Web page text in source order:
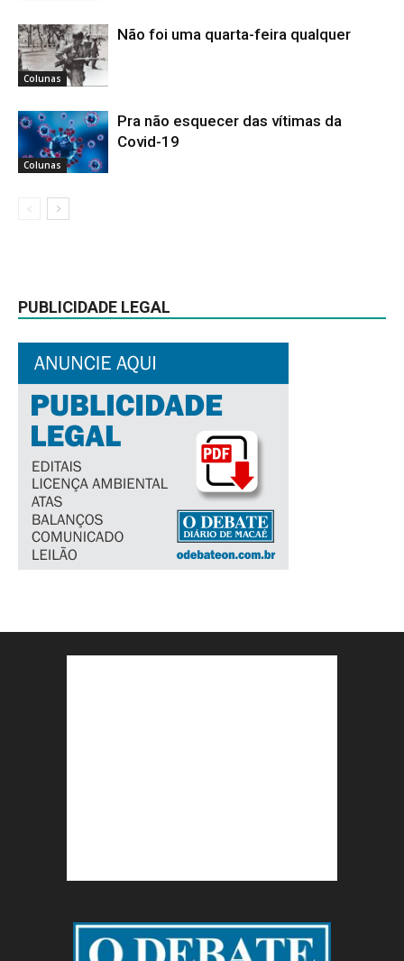
Colunas
Não foi uma quarta-feira qualquer
Colunas
Pra não esquecer das vítimas da
Covid-19
PUBLICIDADE LEGAL